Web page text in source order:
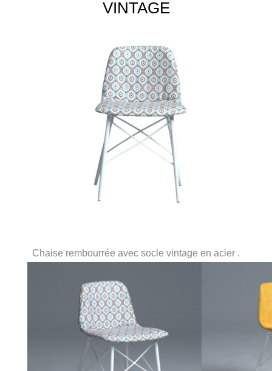
VINTAGE
Chaise rembourrée avec socle vintage en acier .